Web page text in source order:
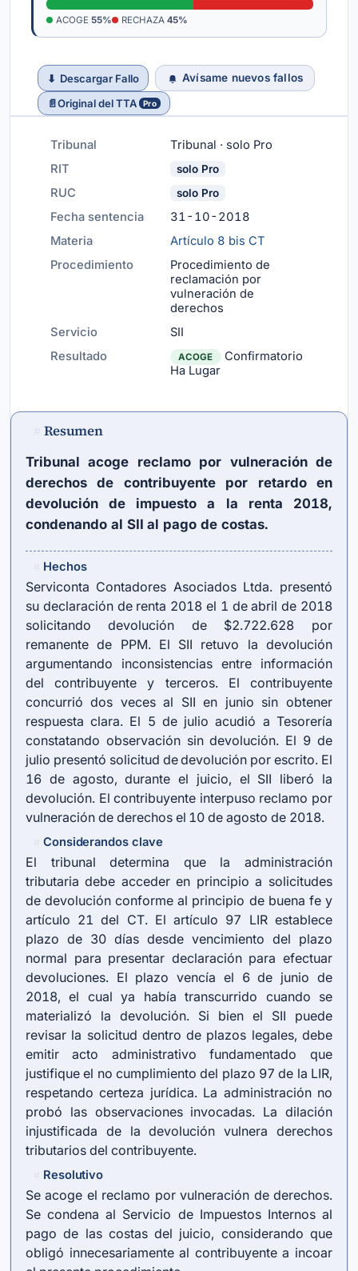
ACOGE 55% RECHAZA 45%
⬇ Descargar Fallo
Avísame nuevos fallos
📄Original del TTA Pro
Tribunal
Tribunal · solo Pro
RIT
solo Pro
RUC solo Pro
Fecha sentencia
31-10-2018
Materia
Artículo 8 bis CT
Procedimiento
Procedimiento de
reclamación por
vulneración de
derechos
Servicio
SII
Resultado
ACOGE
Confirmatorio
Ha Lugar
Resumen
Tribunal acoge reclamo por vulneración de
derechos de contribuyente por retardo en
devolución de impuesto a la renta 2018,
condenando al SII al pago de costas.
Hechos
Serviconta Contadores Asociados Ltda. presentó
su declaración de renta 2018 el 1 de abril de 2018
solicitando devolución de $2.722.628 por
remanente de PPM. El SII retuvo la devolución
argumentando inconsistencias entre información
del contribuyente y terceros. El contribuyente
concurrió dos veces al SII en junio sin obtener
respuesta clara. El 5 de julio acudió a Tesorería
constatando observación sin devolución. El 9 de
julio presentó solicitud de devolución por escrito. El
16 de agosto, durante el juicio, el SII liberó la
devolución. El contribuyente interpuso reclamo por
vulneración de derechos el 10 de agosto de 2018.
Considerandos clave
El tribunal determina que la administración
tributaria debe acceder en principio a solicitudes
de devolución conforme al principio de buena fe y
artículo 21 del CT. Elartículo 97 LIRestablece
plazo de 30 días desde vencimiento del plazo
normal para presentar declaración para efectuar
devoluciones. El plazo vencía el 6 de junio de
2018, el cual ya había transcurrido cuando se
materializó la devolución. Si bien el SII puede
revisar la solicitud dentro de plazos legales, debe
emitir acto administrativo fundamentado que
justifique el no cumplimiento del plazo 97 de la LIR,
respetando certeza jurídica. La administración no
probó las observaciones invocadas. La dilación
injustificada de la devolución vulnera derechos
tributarios del contribuyente.
Resolutivo
Se acoge el reclamo por vulneración de derechos.
Se condena al Servicio de Impuestos Internos al
pago de las costas del juicio, considerando que
obligó innecesariamente al contribuyente a incoar